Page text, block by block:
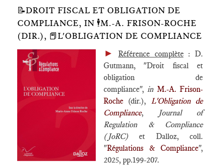
📝DROIT FISCAL ET OBLIGATION DE
COMPLIANCE, IN 🕴️M.-A. FRISON-ROCHE
(DIR.), 📕L'OBLIGATION DE COMPLIANCE
► Référence complète: D.
Gutmann, "Droit fiscal et
obligation de
compliance",in M.-A. Frison-
Roche (dir.), L'Obligation de
Compliance,
Journal of
Regulation & Compliance
(JoRC) et Dalloz, coll.
"Régulations & Compliance",
2025, pp.199-207.